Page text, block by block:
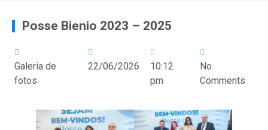
Posse Bienio 2023 – 2025
Galeria de
fotos
22/06/2026
10:12
pm
No
Comments